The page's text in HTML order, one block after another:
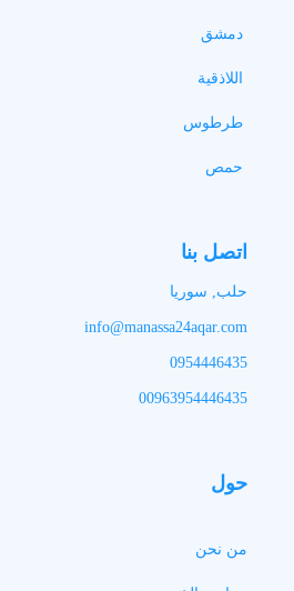
دمشق
اللاذقية
طرطوس
حمص
اتصل بنا
حلب, سوريا
info@manassa24aqar.com
0954446435
00963954446435
حول
من نحن